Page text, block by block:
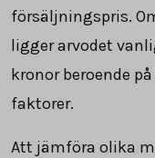
försäljningspris.
ligger arvodet
kronor beroende
faktorer.
Att jämföra olika